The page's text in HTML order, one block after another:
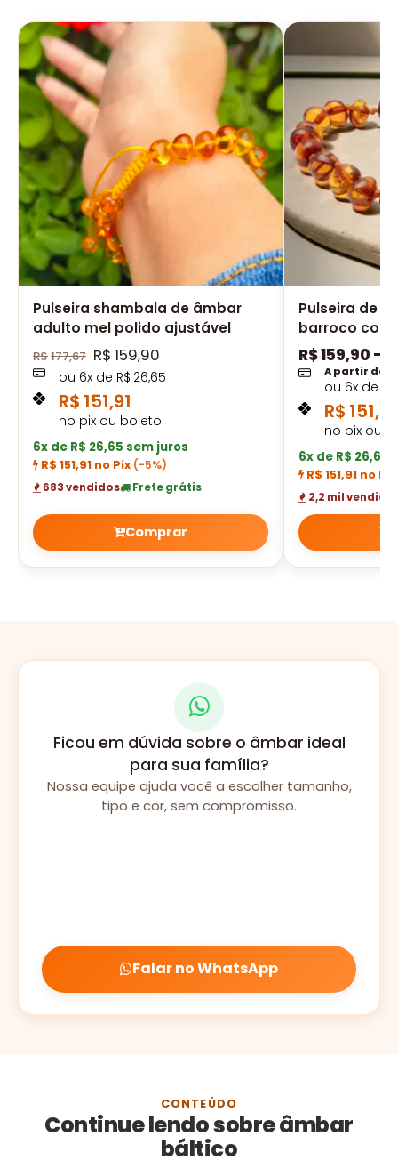
Pulseira shambala de âmbar
adulto mel polido ajustável
R$177,67 R$ 159,90
ou 6x de R$ 26,65
R$ 151,91
no pix ou boleto
6x de R$ 26,65 sem juros
R$ 151,91 no Pix (-5%)
683 vendidos Frete grátis
Comprar
Pulseira de
barroco
R$159,90 –
A partir de
ou 6x de
R$ 151,91
no pix ou
6x de R$ 26,65
R$ 151,91 no Pix
2,2 mil
Ficou em dúvida sobre o âmbar ideal
para sua família?
Nossa equipe ajuda você a escolher tamanho,
tipo e cor, sem compromisso.
Falar no WhatsApp
CONTEÚDO
Continue lendo sobre âmbar
báltico